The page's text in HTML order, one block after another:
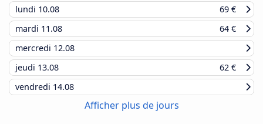
lundi 10.08
69 €
mardi 11.08
64 €
mercredi 12.08
jeudi 13.08
62 €
vendredi 14.08
Afficher plus de jours